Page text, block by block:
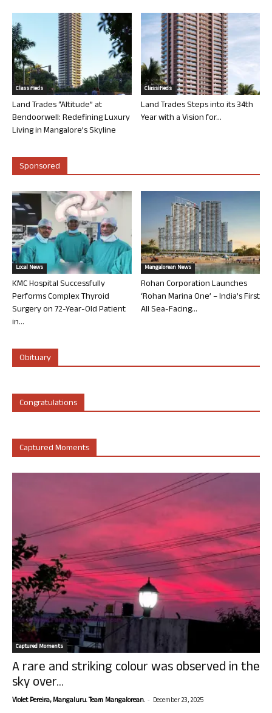
Classifieds
Land Trades “Altitude” at
Bendoorwell: Redefining Luxury
Living in Mangalore’s Skyline
Classifieds
Land Trades Steps into its 34th
Year with a Vision for...
Sponsored
Local News
KMC Hospital Successfully
Performs Complex Thyroid
Surgery on 72-Year-Old Patient
in...
Mangalorean News
Rohan Corporation Launches
‘Rohan Marina One’ – India’s First
All Sea-Facing...
Obituary
Congratulations
Captured Moments
Captured Moments
A rare and striking colour was observed in the
sky over...
Violet Pereira, Mangaluru. Team Mangalorean. - December 23, 2025